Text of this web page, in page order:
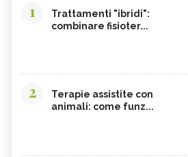
1
Trattamenti "ibridi":
combinare fisioter...
2
Terapie assistite con
animali: come funz...